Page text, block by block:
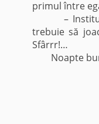
primul între
– Instituţia
trebuie să
Sfârrr!…
Noapte